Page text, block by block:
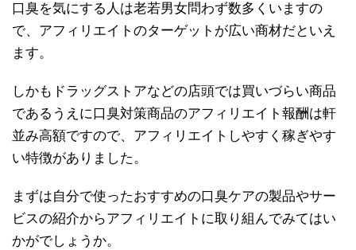
口臭を気にする人は老若男女問わず数多くいますの
で、アフィリエイトのターゲットが広い商材だといえ
ます。
しかもドラッグストアなどの店頭では買いづらい商品
であるうえに口臭対策商品のアフィリエイト報酬は軒
並み高額ですので、アフィリエイトしやすく稼ぎやす
い特徴がありました。
まずは自分で使ったおすすめの口臭ケアの製品やサー
ビスの紹介からアフィリエイトに取り組んでみてはい
かがでしょうか。